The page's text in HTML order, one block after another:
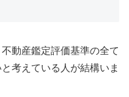
動産鑑定評価基準の全て
考えている人が結構いま